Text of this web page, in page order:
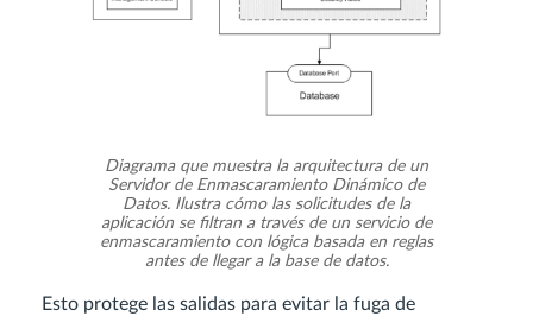
Diagrama que muestra la arquitectura de un
Servidor de Enmascaramiento Dinámico de
Datos. Ilustra cómo las solicitudes de la
aplicación se filtran a través de un servicio de
enmascaramiento con lógica basada en reglas
antes de llegar a la base de datos.
Esto protege las salidas para evitar la fuga de